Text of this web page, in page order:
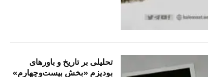
تحلیلی بر تاریخ و باورهای
بودیزم «بخش بیست‌وچهارم»